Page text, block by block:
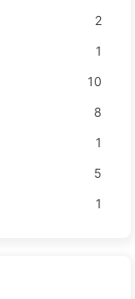
2
1
10
8
1
5
1